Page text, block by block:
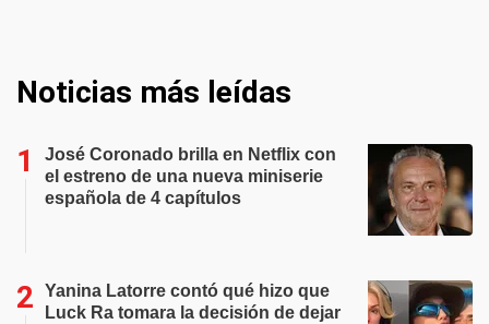
Noticias más leídas
José Coronado brilla en Netflix con
el estreno de una nueva miniserie
española de 4 capítulos
Yanina Latorre contó qué hizo que
Luck Ra tomara la decisión de dejar